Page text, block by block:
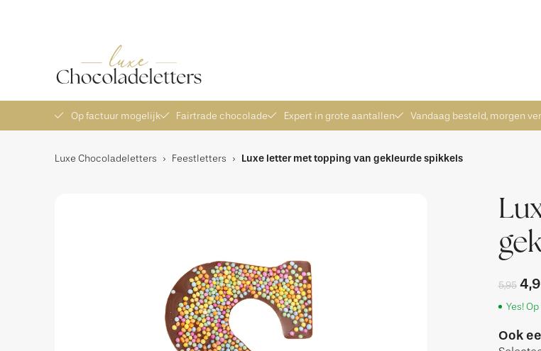
Op factuur mogelijk Fairtrade chocolade Expert in grote aantallen Vandaag besteld, morgen
Luxe Chocoladeletters › Feestletters › Luxe letter met topping van gekleurde spikkels
5,95
Yes!
Ook